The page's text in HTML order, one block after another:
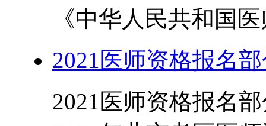
《中华人民共和国
2021医师资格报名
2021医师资格报名